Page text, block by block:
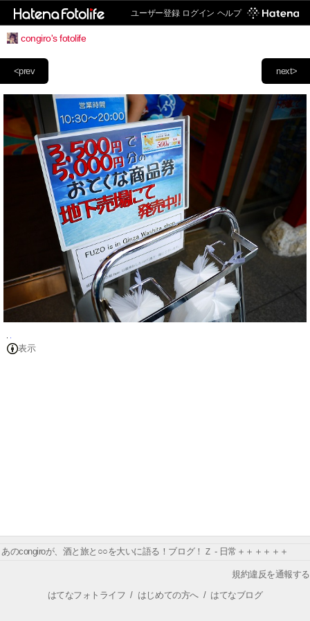
ユーザー登録 ログイン ヘルプ
congiro's fotolife
next>
<prev
表示
あのcongiroが、酒と旅と○○を大いに語る！ブログ！Ｚ - 日常＋＋＋＋＋＋
規約違反を通報する
はてなフォトライフ / はじめての方へ/ はてなブログ